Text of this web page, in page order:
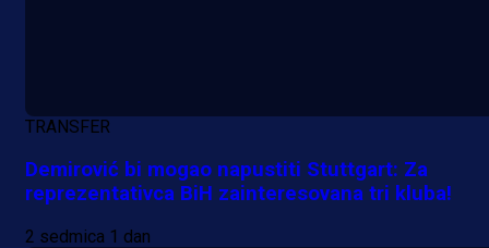
TRANSFER
Demirović bi mogao napustiti Stuttgart: Za
reprezentativca BiH zainteresovana tri kluba!
2 sedmica 1 dan